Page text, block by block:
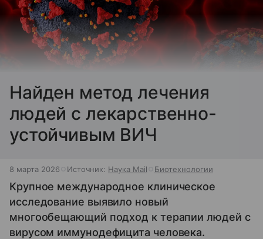
Найден метод лечения
людей с лекарственно-
устойчивым ВИЧ
8 марта 2026 Источник: Наука Mail Биотехнологии
Крупное международное клиническое
исследование выявило новый
многообещающий подход к терапии людей с
вирусом иммунодефицита человека.